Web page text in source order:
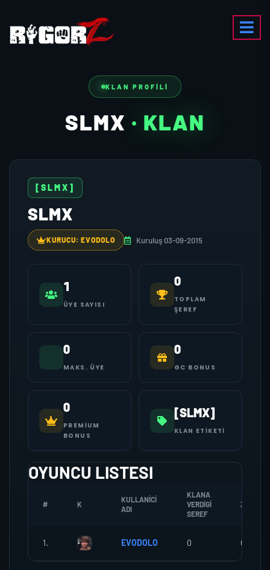
KLAN PROFILI
SLMX · KLAN
[SLMX]
SLMX
KURUCU: EVODOLO Kuruluş 03-09-2015
1
ÜYE SAYISI
0
TOPLAM
ŞEREF
0
MAKS. ÜYE
0
GC BONUS
0
PREMIUM
BONUS
[SLMX]
KLAN ETIKETI
OYUNCU LISTESI
# K
KULLANICI
ADI
KLANA
VERDIGI
SEREF
ZOMBI
1. EVODOLO 0 0